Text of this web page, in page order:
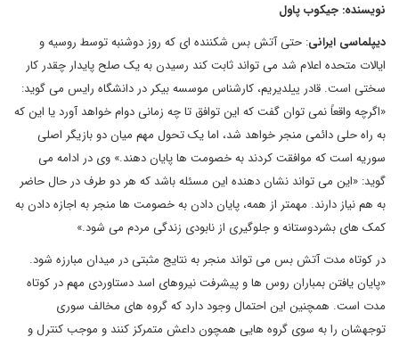
نویسنده: جیکوب پاول
دیپلماسی ایرانی: حتی آتش بس شکننده ای که روز دوشنبه توسط روسیه و
ایالات متحده اعلام شد می تواند ثابت کند رسیدن به یک صلح پایدار چقدر کار
سختی است. قادر ییلدیریم، کارشناس موسسه بیکر در دانشگاه رایس می گوید:
«اگرچه واقعاً نمی توان گفت که این توافق تا چه زمانی دوام خواهد آورد یا این که
به راه حلی دائمی منجر خواهد شد، اما یک تحول مهم میان دو بازیگر اصلی
سوریه است که موافقت کردند به خصومت ها پایان دهند.» وی در ادامه می
گوید: «این می تواند نشان دهنده این مسئله باشد که هر دو طرف در حال حاضر
به هم نیاز دارند. مهمتر از همه، پایان دادن به خصومت ها منجر به اجازه دادن به
کمک های بشردوستانه و جلوگیری از نابودی زندگی مردم می شود.»
در کوتاه مدت آتش بس می تواند منجر به نتایج مثبتی در میدان مبارزه شود.
«پایان یافتن بمباران روس ها و پیشرفت نیروهای اسد دستاوردی مهم در کوتاه
مدت است. همچنین این احتمال وجود دارد که گروه های مخالف سوری
توجهشان را به سوی گروه هایی همچون داعش متمرکز کنند و موجب کنترل و